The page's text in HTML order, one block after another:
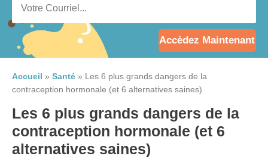
Accèdez Maintenant
Accueil » Santé » Les 6 plus grands dangers de la
contraception hormonale (et 6 alternatives saines)
Les 6 plus grands dangers de la
contraception hormonale (et 6
alternatives saines)